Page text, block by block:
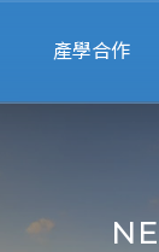
產學合作